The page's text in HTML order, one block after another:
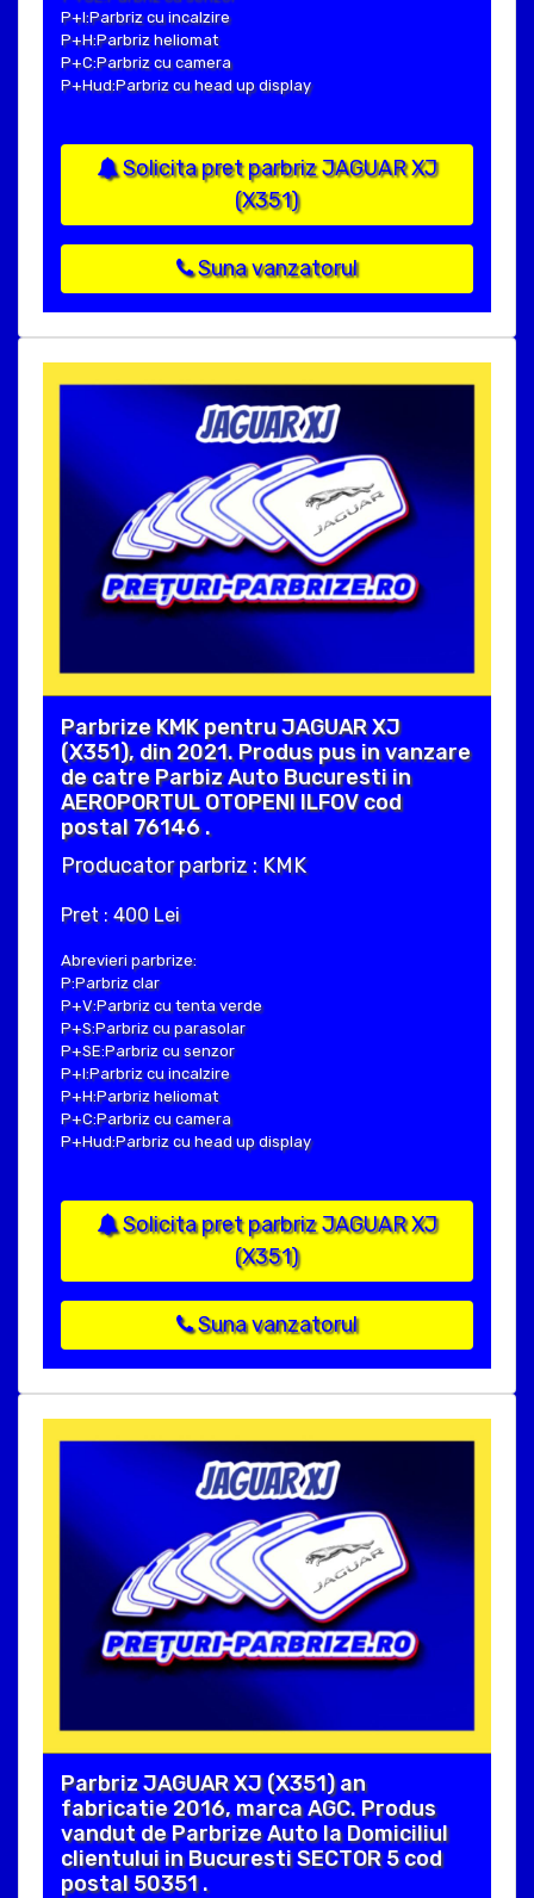
P+I:Parbriz cu incalzire
P+H:Parbriz heliomat
P+C:Parbriz cu camera
P+Hud:Parbriz cu head up display
Solicita pret parbriz JAGUAR XJ
(X351)
Suna vanzatorul
Parbrize KMK pentru JAGUAR XJ
(X351), din 2021. Produs pus in vanzare
de catre Parbiz Auto Bucuresti in
AEROPORTUL OTOPENI ILFOV cod
postal 76146 .
Producator parbriz : KMK
Pret : 400 Lei
Abrevieri parbrize:
P:Parbriz clar
P+V:Parbriz cu tenta verde
P+S:Parbriz cu parasolar
P+SE:Parbriz cu senzor
P+I:Parbriz cu incalzire
P+H:Parbriz heliomat
P+C:Parbriz cu camera
P+Hud:Parbriz cu head up display
Solicita pret parbriz JAGUAR XJ
(X351)
Suna vanzatorul
Parbriz JAGUAR XJ (X351) an
fabricatie 2016, marca AGC. Produs
vandut de Parbrize Auto la Domiciliul
clientului in Bucuresti SECTOR 5 cod
postal 50351 .